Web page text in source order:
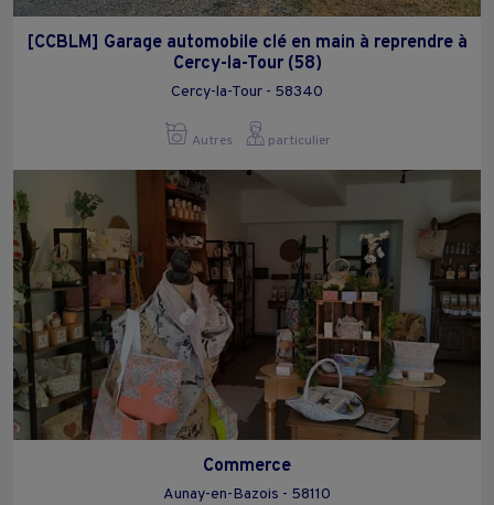
[CCBLM] Garage automobile clé en main à reprendre à
Cercy-la-Tour (58)
Cercy-la-Tour - 58340
Autres particulier
Commerce
Aunay-en-Bazois - 58110